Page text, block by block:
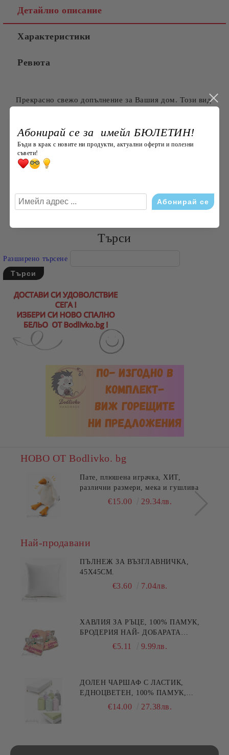
Ние ще се свържем с вас в рамките на работния ден.
Детайлно описание
Характеристики
Ревюта
Прекрасно свежо допълнение за Вашия дом. Този вид
Препоръчителна температура за пране: 30 градуса;
Допустимо отколонение в размерите в см: +/- 3% по
БДС;
Търси
Разширено търсене
НОВО ОТ Bodlivko. bg
Пате, плюшена играчка, ХИТ,
различни размери, мека и гушлива
€15.00 29.34лв.
Най-продавани
ПЪЛНЕЖ ЗА ВЪЗГЛАВНИЧКА,
45X45СМ.
€3.60 7.04лв.
ХАВЛИЯ ЗА РЪЦЕ, 100% ПАМУК,
БРОДЕРИЯ НАЙ- ДОБАРАТА
МАЙКА/БАБА , РАЗМЕР:
€5.11 9.99лв.
ДОЛЕН ЧАРШАФ С ЛАСТИК,
ЕДНОЦВЕТЕН, 100% ПАМУК,
РАЗЛИЧНИ РАЗМЕРИ
€14.00 27.38лв.
Абонирай се за имейл БЮЛЕТИН!
Бъди в крак с новите ни продукти, актуални оферти и полезни
съвети!